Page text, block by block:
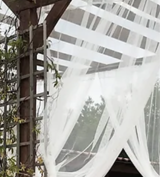
Best Western Premier Le Mans Country Club
BiscarrosseBlind TestBlind Test Le Mans
Borne selfie
Borne selfie le mans
Borne selfie soirée mariage le mans
Bruno VandestickBurger FootC.E
CCI Le MansCCI Le Mans Sarthe
CHATEAU DE LA VAUDERECOLSG
Camille Constantin
Casino Barrière TrouvilleChangé
Chateau De Mondan
Chateau belmar
Chateau de bresteau
Chateau de la gourdiniere
Chateau de la gourdinière mariage
Chateau de la vaudere mariage
Chateau de montbraye
Chateau mariage 72
Chateau mariage le mans
Chateau mariage saint malo
Chateau mariage sarthe
Château De La Freslonnière
Château De La Gourdinière